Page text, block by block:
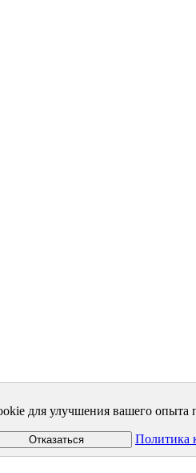
для улучшения вашего опыта
Отказаться Политика